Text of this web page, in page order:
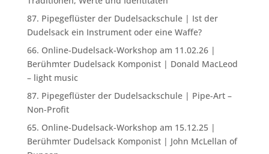
des Dudelsacks
83. Pipegeflüster der Dudelsackschule | Die
Dudelsackschule und Ihre Projekte
82. Pipegeflüster der Dudelsackschule | Dudelsack
Reed Bearbeitung
Dudelsack-Unterricht